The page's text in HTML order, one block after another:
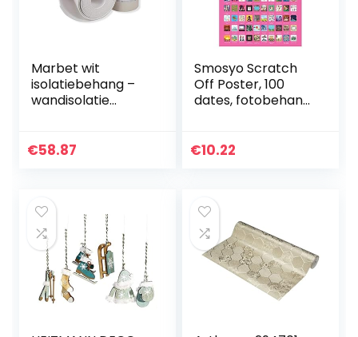
Marbet wit
isolatiebehang –
wandisolatie
Tap 6) piepschuim
€58.87
Smosyo Scratch
Off Poster, 100
dates, fotobehang,
kleurendruk,
€10.22